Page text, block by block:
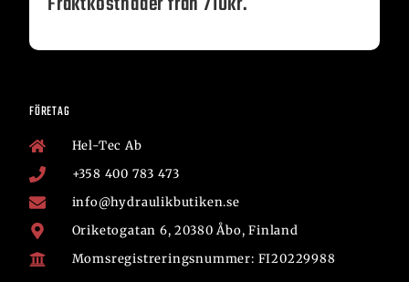
FÖRETAG
Hel-Tec Ab
+358 400 783 473
info@hydraulikbutiken.se
Oriketogatan 6, 20380 Åbo, Finland
Momsregistreringsnummer: FI20229988